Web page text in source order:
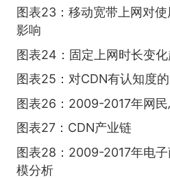
图表23：移动宽带上网对
影响
图表24：固定上网时长变
图表25：对CDN有认知度
图表26：2009-2017年网
图表27：CDN产业链
图表28：2009-2017年电
模分析